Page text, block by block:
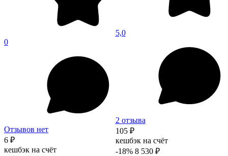
0
Отзывов нет
6 ₽
кешбэк на счёт
5,0
2 отзыва
105 ₽
кешбэк на счёт
-18% 8 530 ₽